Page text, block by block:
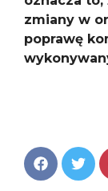
zmiany w
poprawę
Share
on
on